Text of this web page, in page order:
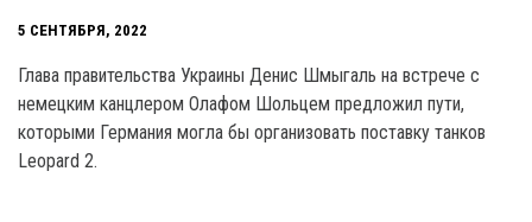
5 СЕНТЯБРЯ, 2022
Глава правительства Украины Денис Шмыгаль на встрече с
немецким канцлером Олафом Шольцем предложил пути,
которыми Германия могла бы организовать поставку танков
Leopard 2.